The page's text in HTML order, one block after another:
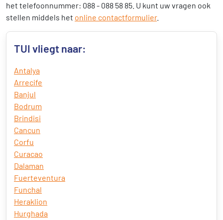
het telefoonnummer: 088 - 088 58 85. U kunt uw vragen ook
stellen middels het online contactformulier.
TUI vliegt naar:
Antalya
Arrecife
Banjul
Bodrum
Brindisi
Cancun
Corfu
Curacao
Dalaman
Fuerteventura
Funchal
Heraklion
Hurghada